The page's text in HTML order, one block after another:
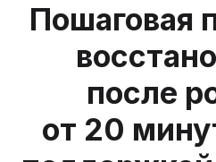
Пошаговая
после
от 20